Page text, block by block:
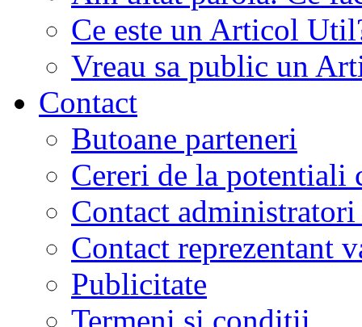
Ce este un Articol
Vreau sa public un
Contact
Butoane parteneri
Cereri de la potentiali
Contact
Contact reprezentant
Publicitate
Termeni si conditii